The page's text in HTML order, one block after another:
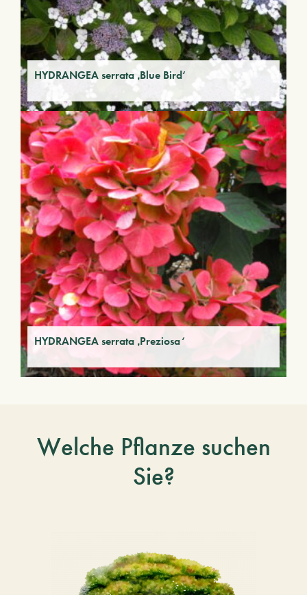
HYDRANGEA serrata ‚Blue Bird‘
HYDRANGEA serrata ‚Preziosa‘
Welche Pflanze suchen
Sie?